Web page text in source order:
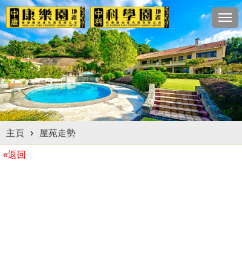
主頁 › 屋苑走勢
«返回